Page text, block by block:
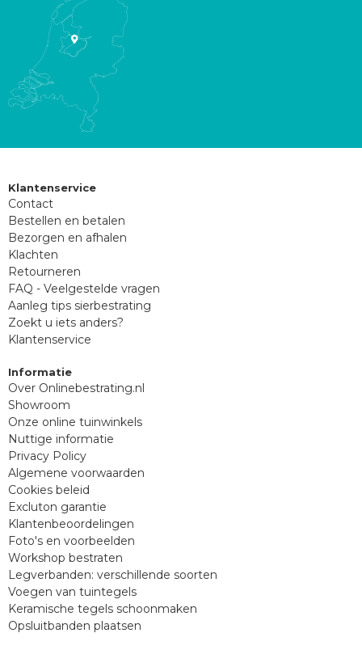
Klantenservice
Contact
Bestellen en betalen
Bezorgen en afhalen
Klachten
Retourneren
FAQ - Veelgestelde vragen
Aanleg tips sierbestrating
Zoekt u iets anders?
Klantenservice
Informatie
Over Onlinebestrating.nl
Showroom
Onze online tuinwinkels
Nuttige informatie
Privacy Policy
Algemene voorwaarden
Cookies beleid
Excluton garantie
Klantenbeoordelingen
Foto's en voorbeelden
Workshop bestraten
Legverbanden: verschillende soorten
Voegen van tuintegels
Keramische tegels schoonmaken
Opsluitbanden plaatsen